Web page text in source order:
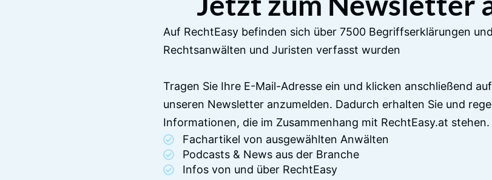
Auf RechtEasy befinden sich über 7500 Begriffserklärungen
Rechtsanwälten und Juristen verfasst wurden
Tragen Sie Ihre E-Mail-Adresse ein und klicken anschließend
unseren Newsletter anzumelden. Dadurch erhalten Sie und
Informationen, die im Zusammenhang mit RechtEasy.at stehen.
Fachartikel von ausgewählten Anwälten
Podcasts & News aus der Branche
Infos von und über RechtEasy